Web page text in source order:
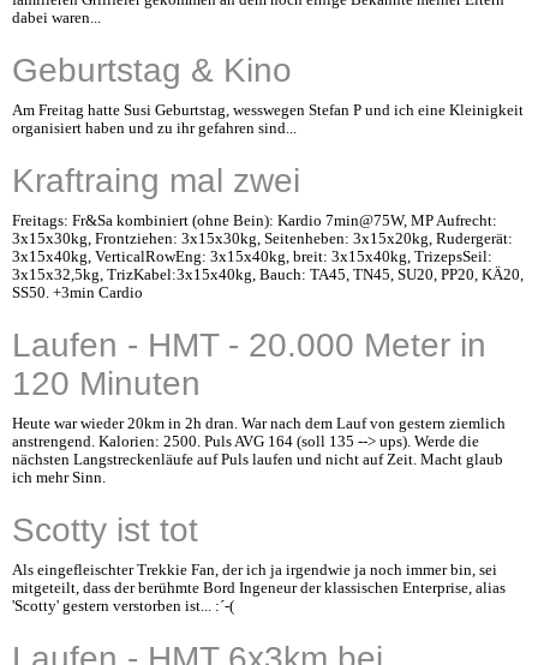
dabei waren...
Geburtstag & Kino
Am Freitag hatte Susi Geburtstag, wesswegen Stefan P und ich eine Kleinigkeit
organisiert haben und zu ihr gefahren sind...
Kraftraing mal zwei
Freitags: Fr&Sa kombiniert (ohne Bein): Kardio 7min@75W, MP Aufrecht:
3x15x30kg, Frontziehen: 3x15x30kg, Seitenheben: 3x15x20kg, Rudergerät:
3x15x40kg, VerticalRowEng: 3x15x40kg, breit: 3x15x40kg, TrizepsSeil:
3x15x32,5kg, TrizKabel:3x15x40kg, Bauch: TA45, TN45, SU20, PP20, KÄ20,
SS50. +3min Cardio
Laufen - HMT - 20.000 Meter in
120 Minuten
Heute war wieder 20km in 2h dran. War nach dem Lauf von gestern ziemlich
anstrengend. Kalorien: 2500. Puls AVG 164 (soll 135 --> ups). Werde die
nächsten Langstreckenläufe auf Puls laufen und nicht auf Zeit. Macht glaub
ich mehr Sinn.
Scotty ist tot
Als eingefleischter Trekkie Fan, der ich ja irgendwie ja noch immer bin, sei
mitgeteilt, dass der berühmte Bord Ingeneur der klassischen Enterprise, alias
'Scotty' gestern verstorben ist... :´-(